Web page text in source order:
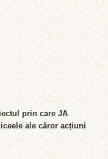
prin care JA
ale căror acțiuni